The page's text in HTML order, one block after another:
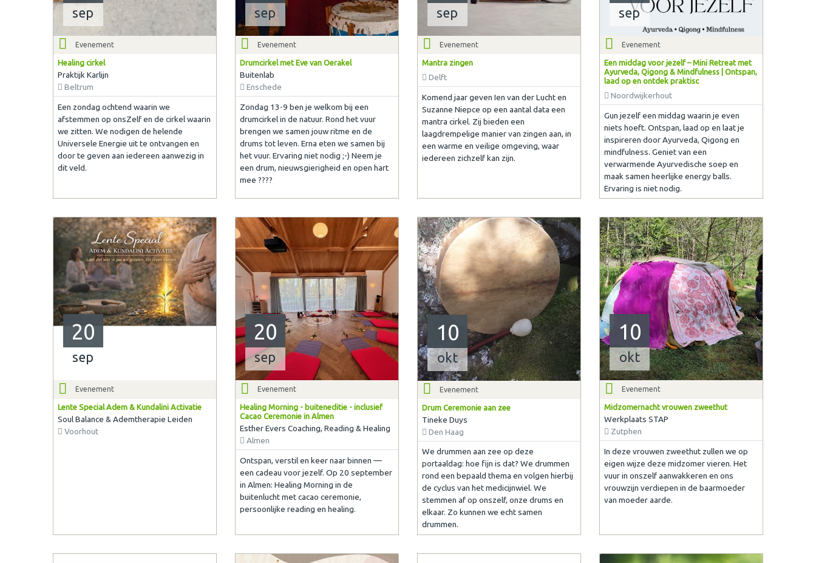
sep
Evenement
Healing cirkel
Praktijk Karlijn
Beltrum
Een zondag ochtend waarin we
afstemmen op onsZelf en de cirkel waarin
we zitten. We nodigen de helende
Universele Energie uit te ontvangen en
door te geven aan iedereen aanwezig in
dit veld.
sep
Evenement
Drumcirkel met Eve van Oerakel
Buitenlab
Enschede
Zondag 13-9 ben je welkom bij een
drumcirkel in de natuur. Rond het vuur
brengen we samen jouw ritme en de
drums tot leven. Erna eten we samen bij
het vuur. Ervaring niet nodig ;-) Neem je
een drum, nieuwsgierigheid en open hart
mee ????
sep
Evenement
Mantra zingen
Delft
Komend jaar geven Ien van der Lucht en
Suzanne Niepce op een aantal data een
mantra cirkel. Zij bieden een
laagdrempelige manier van zingen aan, in
een warme en veilige omgeving, waar
iedereen zichzelf kan zijn.
sep
Evenement
Een middag voor jezelf – Mini Retreat met
Ayurveda, Qigong & Mindfulness | Ontspan,
laad op en ontdek praktisc
Noordwijkerhout
Gun jezelf een middag waarin je even
niets hoeft. Ontspan, laad op en laat je
inspireren door Ayurveda, Qigong en
mindfulness. Geniet van een
verwarmende Ayurvedische soep en
maak samen heerlijke energy balls.
Ervaring is niet nodig.
20
sep
Evenement
Lente Special Adem & Kundalini Activatie
Soul Balance & Ademtherapie Leiden
Voorhout
20
sep
Evenement
Healing Morning - buiteneditie - inclusief
Cacao Ceremonie in Almen
Esther Evers Coaching, Reading & Healing
Almen
Ontspan, verstil en keer naar binnen —
een cadeau voor jezelf. Op 20 september
in Almen: Healing Morning in de
buitenlucht met cacao ceremonie,
persoonlijke reading en healing.
10
okt
Evenement
Drum Ceremonie aan zee
Tineke Duys
Den Haag
We drummen aan zee op deze
portaaldag: hoe fijn is dat? We drummen
rond een bepaald thema en volgen hierbij
de cyclus van het medicijnwiel. We
stemmen af op onszelf, onze drums en
elkaar. Zo kunnen we echt samen
drummen.
10
okt
Evenement
Midzomernacht vrouwen zweethut
Werkplaats STAP
Zutphen
In deze vrouwen zweethut zullen we op
eigen wijze deze midzomer vieren. Het
vuur in onszelf aanwakkeren en ons
vrouwzijn verdiepen in de baarmoeder
van moeder aarde.